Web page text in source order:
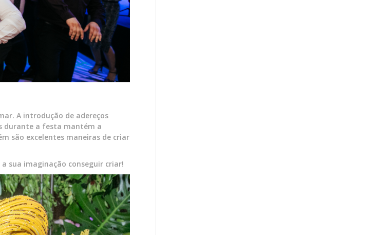
A introdução de adereços
durante a festa mantém a
são excelentes maneiras de criar
sua imaginação conseguir criar!